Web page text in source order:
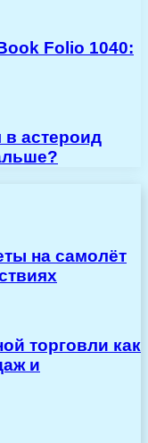
Folio 1040:
в астероид
на самолёт
торговли как
и